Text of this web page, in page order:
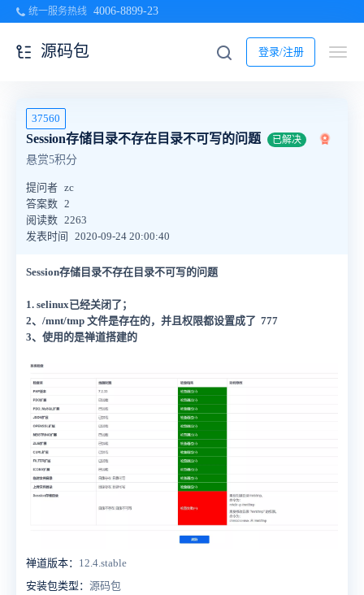
统一服务热线 4006-8899-23
登录/注册
源码包
37560
Session存储目录不存在目录不可写的问题 已解决
悬赏5积分
提问者 zc
答案数 2
阅读数 2263
发表时间
2020-09-24 20:00:40
Session存储目录不存在目录不可写的问题
1. selinux已经关闭了；
2、/mnt/tmp 文件是存在的，并且权限都设置成了 777
3、使用的是禅道搭建的
禅道版本： 12.4.stable
安装包类型： 源码包